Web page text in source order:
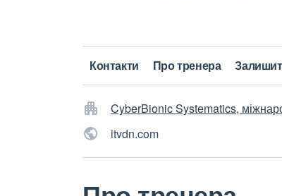
Контакти Про тренера
CyberBionic Systematics,
itvdn.com